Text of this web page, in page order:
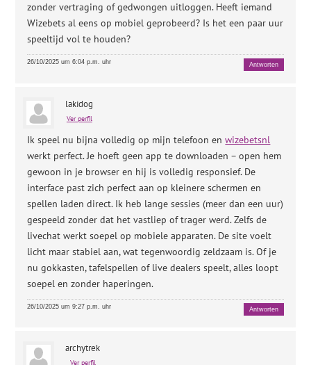
zonder vertraging of gedwongen uitloggen. Heeft iemand
Wizebets al eens op mobiel geprobeerd? Is het een paar uur
speeltijd vol te houden?
26/10/2025 um 6:04 p.m. uhr Antworten
lakidog
Ver perfil
Ik speel nu bijna volledig op mijn telefoon enwizebetsnl
werkt perfect. Je hoeft geen app te downloaden – open hem
gewoon in je browser en hij is volledig responsief. De
interface past zich perfect aan op kleinere schermen en
spellen laden direct. Ik heb lange sessies (meer dan een uur)
gespeeld zonder dat het vastliep of trager werd. Zelfs de
livechat werkt soepel op mobiele apparaten. De site voelt
licht maar stabiel aan, wat tegenwoordig zeldzaam is. Of je
nu gokkasten, tafelspellen of live dealers speelt, alles loopt
soepel en zonder haperingen.
26/10/2025 um 9:27 p.m. uhr Antworten
archytrek
Ver perfil